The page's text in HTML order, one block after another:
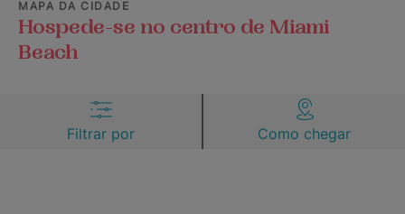
MAPA DA CIDADE
Hospede-se no centro de Miami
Beach
Filtrar por Como chegar